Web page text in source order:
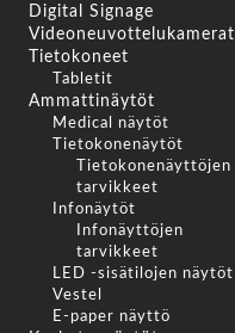
Digital Signage
Videoneuvottelukamerat
Tietokoneet
Tabletit
Ammattinäytöt
Medical näytöt
Tietokonenäytöt
Tietokonenäyttöjen
tarvikkeet
Infonäytöt
Infonäyttöjen
tarvikkeet
LED -sisätilojen näytöt
Vestel
E-paper näyttö